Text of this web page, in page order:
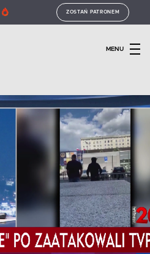
ZOSTAŃ PATRONEM
MENU